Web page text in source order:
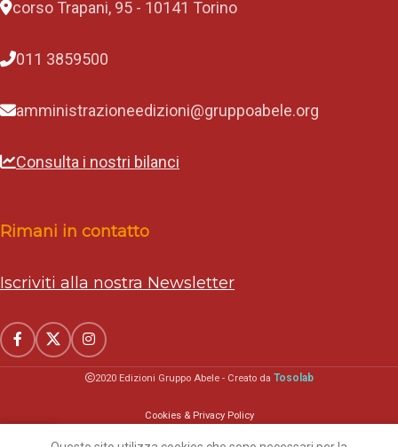
corso Trapani, 95 - 10141 Torino
011 3859500
amministrazioneedizioni@gruppoabele.org
Consulta i nostri bilanci
Rimani in contatto
Iscriviti alla nostra Newsletter
2020 Edizioni Gruppo Abele - Creato da Tosolab
Cookies & Privacy Policy